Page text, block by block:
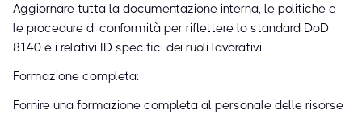
Aggiornare tutta la documentazione interna, le politiche e
le procedure di conformità per riflettere lo standard DoD
8140 e i relativi ID specifici dei ruoli lavorativi.
Formazione completa:
Fornire una formazione completa al personale delle risorse